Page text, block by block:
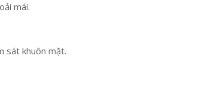
mái.
sát khuôn mặt.